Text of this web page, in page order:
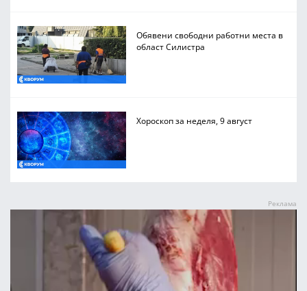
Обявени свободни работни места в
област Силистра
Хороскоп за неделя, 9 август